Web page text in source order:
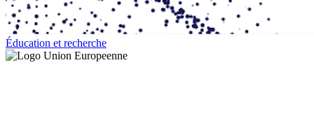
Éducation et recherche